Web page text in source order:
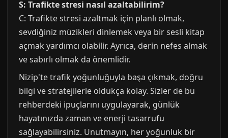
S: Trafikte stresi nasıl azaltabilirim?
C: Trafikte stresi azaltmak için planlı olmak,
sevdiğiniz müzikleri dinlemek veya bir sesli kitap
açmak yardımcı olabilir. Ayrıca, derin nefes almak
ve sabırlı olmak da önemlidir.
Nizip'te trafik yoğunluğuyla başa çıkmak, doğru
bilgi ve stratejilerle oldukça kolay. Sizler de bu
rehberdeki ipuçlarını uygulayarak, günlük
hayatınızda zaman ve enerji tasarrufu
sağlayabilirsiniz. Unutmayın, her yoğunluk bir